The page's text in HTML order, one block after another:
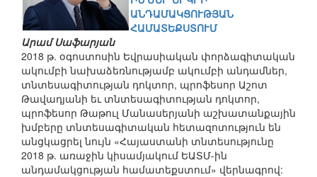
ԱՆԴԱՄԱԿՑՈՒԹՅԱՆ
ՀԱՄԱՏԵՔՍՏՈՒՄ
Արամ Սաֆարյան
2018 թ. օգոստոսին Եվրասիական փորձագիտական
ակումբի նախաձեռնությամբ ակումբի անդամներ,
տնտեսագիտության դոկտոր, պրոֆեսոր Աշոտ
Թավադյանի եւ տնտեսագիտության դոկտոր,
պրոֆեսոր Թաթուլ Մանասերյանի աշխատանքային
խմբերը տնտեսագիտական հետազոտություն են
անցկացրել նույն «Հայաստանի տնտեսությունը
2018 թ. առաջին կիսամյակում ԵԱՏՄ-ին
անդամակցության համատեքստում» վերնագրով: